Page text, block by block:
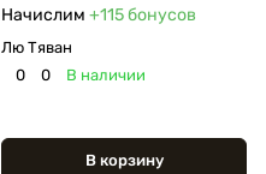
Начислим +115бонусов
Лю Тяван
0
0 В наличии
В корзину